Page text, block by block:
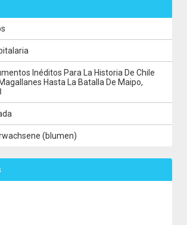
Inéditos Para La Historia De Chile
Hasta La Batalla De Maipo,
(blumen)